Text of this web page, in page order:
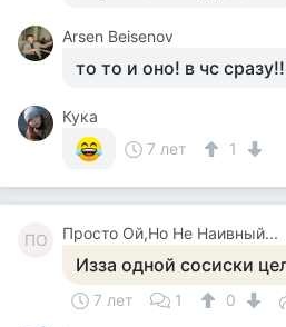
Arsen Beisenov
то то и оно! в чс
Кука
7 лет
1
ПО Просто Ой,Но Не Наивный...
Изза одной сосиски
7 лет 1
0